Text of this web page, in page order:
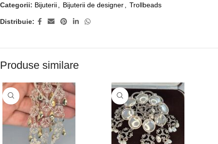
Categorii: Bijuterii Bijuterii de designer Trollbeads
Distribuie:
Produse similare